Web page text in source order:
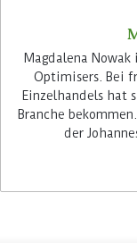
Software-
Großbritannien
Lewis
Anwendern der
Warenhaus-
Kassen. In
Magdalena
Optimisers. Bei
Einzelhandels hat
Branche
der